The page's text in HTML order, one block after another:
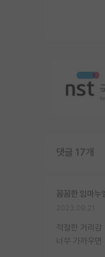
댓글 17개
꼼꼼한 임마누
적절한 거리감
너무 가까우면